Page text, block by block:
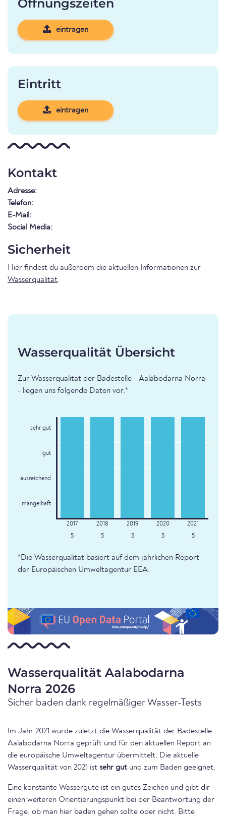
Öffnungszeiten
eintragen
Eintritt
eintragen
Kontakt
Adresse:
Telefon:
E-Mail:
Social Media:
Sicherheit
Hier findest du außerdem die aktuellen Informationen zur
Wasserqualität.
Wasserqualität Übersicht
Zur Wasserqualität der Badestelle - Aalabodarna Norra
- liegen uns folgende Daten vor.*
sehr gut
gut
ausreichend
mangelhaft
5 5 5 5 5
*Die Wasserqualität basiert auf dem jährlichen Report
der Europäischen Umweltagentur EEA.
Wasserqualität Aalabodarna
Norra 2026
Sicher baden dank regelmäßiger Wasser-Tests
Im Jahr 2021 wurde zuletzt die Wasserqualität der Badestelle
Aalabodarna Norra geprüft und für den aktuellen Report an
die europäische Umweltagentur übermittelt. Die aktuelle
Wasserqualität von 2021 ist sehr gut und zum Baden geeignet.
Eine konstante Wassergüte ist ein gutes Zeichen und gibt dir
einen weiteren Orientierungspunkt bei der Beantwortung der
Frage, ob man hier baden gehen sollte oder nicht. Bitte